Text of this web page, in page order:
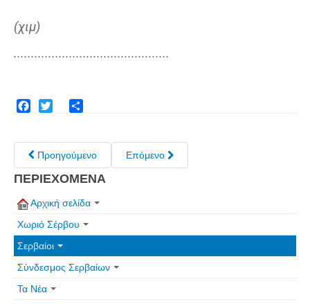
(χιμ)
.............................................
Προηγούμενο Επόμενο
ΠΕΡΙΕΧΟΜΕΝΑ
Αρχική σελίδα
Χωριό Σέρβου
Σερβαίοι
Σύνδεσμος Σερβαίων
Τα Νέα